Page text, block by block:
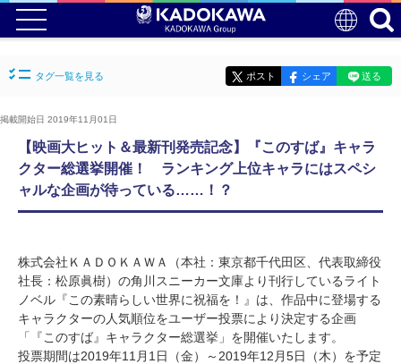
タグ一覧を見る ポスト シェア 送る
掲載開始日 2019年11月01日
【映画大ヒット＆最新刊発売記念】『このすば』キャラ
クター総選挙開催！ ランキング上位キャラにはスペシ
ャルな企画が待っている……！？
株式会社ＫＡＤＯＫＡＷＡ（本社：東京都千代田区、代表取締役
社長：松原眞樹）の角川スニーカー文庫より刊行しているライト
ノベル『この素晴らしい世界に祝福を！』は、作品中に登場する
キャラクターの人気順位をユーザー投票により決定する企画
「『このすば』キャラクター総選挙」を開催いたします。
投票期間は2019年11月1日（金）～2019年12月5日（木）を予定